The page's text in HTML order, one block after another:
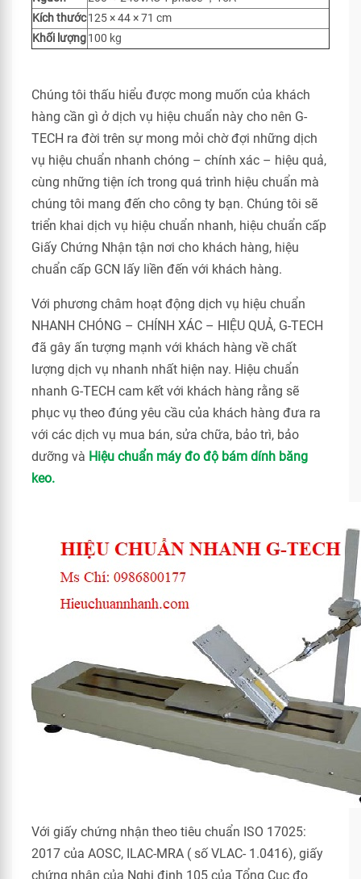
Kích thước125 × 44 × 71 cm
Khối lượng100 kg
Chúng tôi thấu hiểu được mong muốn của khách
hàng cần gì ở dịch vụ hiệu chuẩn này cho nên G-
TECH ra đời trên sự mong mỏi chờ đợi những dịch
vụ hiệu chuẩn nhanh chóng – chính xác – hiệu quả,
cùng những tiện ích trong quá trình hiệu chuẩn mà
chúng tôi mang đến cho công ty bạn. Chúng tôi sẽ
triển khai dịch vụ hiệu chuẩn nhanh, hiệu chuẩn cấp
Giấy Chứng Nhận tận nơi cho khách hàng, hiệu
chuẩn cấp GCN lấy liền đến với khách hàng.
Với phương châm hoạt động dịch vụ hiệu chuẩn
NHANH CHÓNG – CHÍNH XÁC – HIỆU QUẢ, G-TECH
đã gây ấn tượng mạnh với khách hàng về chất
lượng dịch vụ nhanh nhất hiện nay. Hiệu chuẩn
nhanh G-TECH cam kết với khách hàng rằng sẽ
phục vụ theo đúng yêu cầu của khách hàng đưa ra
với các dịch vụ mua bán, sửa chữa, bảo trì, bảo
dưỡng và Hiệu chuẩn máy đo độ bám dính băng
keo.
Với giấy chứng nhận theo tiêu chuẩn ISO 17025:
2017 của AOSC, ILAC-MRA ( số VLAC- 1.0416), giấy
chứng nhận của Nghị định 105 của Tổng Cục đo